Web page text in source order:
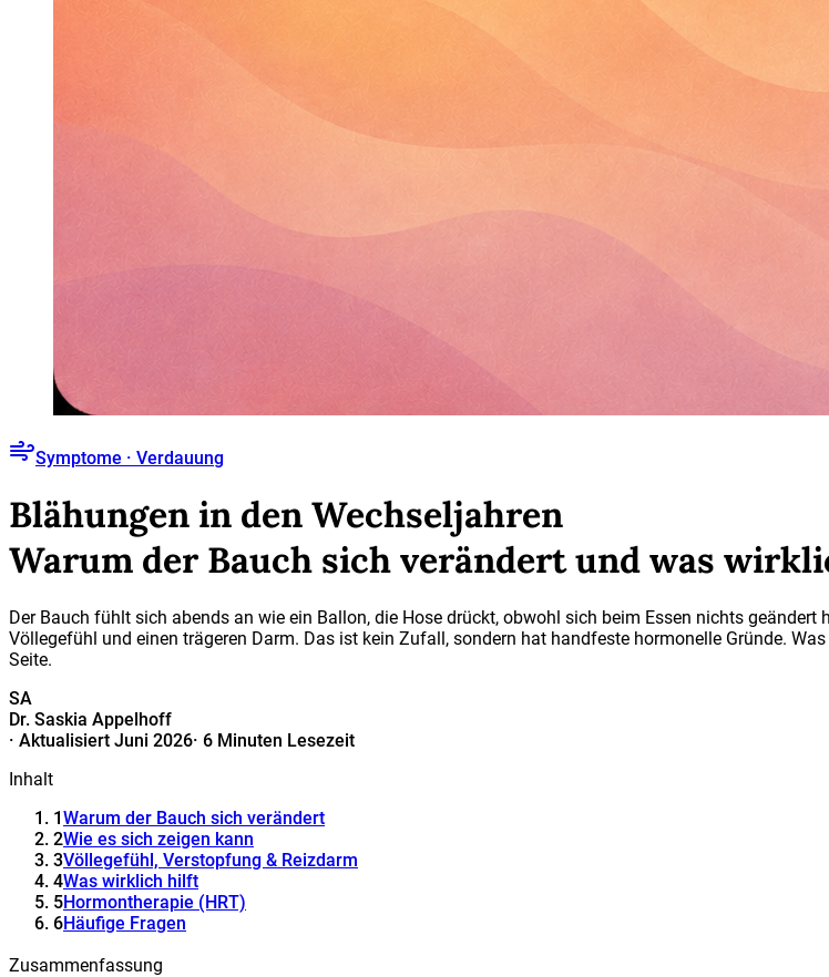
Symptome · Verdauung
Blähungen in den Wechseljahren
Warum der Bauch sich verändert und was
Der Bauch fühlt sich abends an wie ein Ballon, die Hose drückt, obwohl sich beim Essen nichts
Völlegefühl und einen trägeren Darm. Das ist kein Zufall, sondern hat handfeste hormonelle Gründe.
Seite.
SA
Dr. Saskia Appelhoff
· Aktualisiert Juni 2026· 6 Minuten Lesezeit
Inhalt
1Warum der Bauch sich verändert
2Wie es sich zeigen kann
3Völlegefühl, Verstopfung & Reizdarm
4Was wirklich hilft
5Hormontherapie (HRT)
6Häufige Fragen
Zusammenfassung